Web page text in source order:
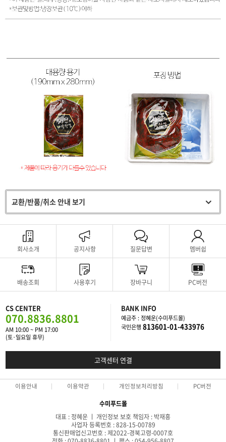
교환/반품/취소 안내 보기
회사소개 공지사항 질문답변 멤버쉽
배송조회 사용후기 장바구니 PC버전
CS CENTER
070.8836.8801
AM 10:00 ~ PM 17:00
(토·일요일 휴무)
BANK INFO
예금주 : 정혜운(수미푸드몰)
국민은행 813601-01-433976
고객센터 연결
이용안내 이용약관 개인정보처리방침 PC버전
수미푸드몰
대표 : 정혜운 ㅣ 개인정보 보호 책임자 : 박재흥
사업자 등록번호 : 828-15-00789
통신판매업신고번호 : 제2022-경북고령-0007호